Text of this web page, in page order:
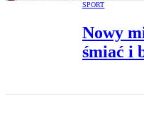
SPORT
Nowy
śmiać i